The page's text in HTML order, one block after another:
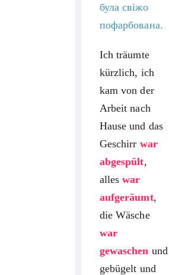
була свіжо
пофарбована.
Ich träumte
kürzlich, ich
kam von der
Arbeit nach
Hause und das
Geschirr war
abgespült,
alleswar
aufgeräumt,
die Wäsche
war
gewaschen und
gebügelt und